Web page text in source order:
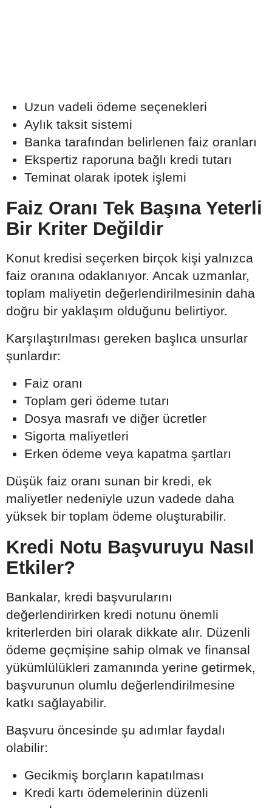
Uzun vadeli ödeme seçenekleri
Aylık taksit sistemi
Banka tarafından belirlenen faiz oranları
Ekspertiz raporuna bağlı kredi tutarı
Teminat olarak ipotek işlemi
Faiz Oranı Tek Başına Yeterli
Bir Kriter Değildir
Konut kredisi seçerken birçok kişi yalnızca
faiz oranına odaklanıyor. Ancak uzmanlar,
toplam maliyetin değerlendirilmesinin daha
doğru bir yaklaşım olduğunu belirtiyor.
Karşılaştırılması gereken başlıca unsurlar
şunlardır:
Faiz oranı
Toplam geri ödeme tutarı
Dosya masrafı ve diğer ücretler
Sigorta maliyetleri
Erken ödeme veya kapatma şartları
Düşük faiz oranı sunan bir kredi, ek
maliyetler nedeniyle uzun vadede daha
yüksek bir toplam ödeme oluşturabilir.
Kredi Notu Başvuruyu Nasıl
Etkiler?
Bankalar, kredi başvurularını
değerlendirirken kredi notunu önemli
kriterlerden biri olarak dikkate alır. Düzenli
ödeme geçmişine sahip olmak ve finansal
yükümlülükleri zamanında yerine getirmek,
başvurunun olumlu değerlendirilmesine
katkı sağlayabilir.
Başvuru öncesinde şu adımlar faydalı
olabilir:
Gecikmiş borçların kapatılması
Kredi kartı ödemelerinin düzenli